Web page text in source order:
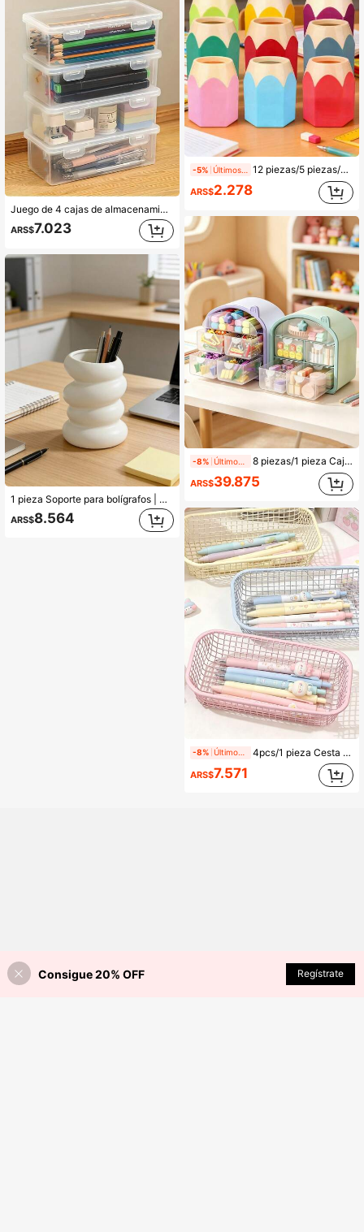
Juego de 4 cajas de almacenamiento de gran capacidad y transparentes con tapa abisagrada para oficina, escuela, manualidades, accesorios de escritorio y vuelta al cole
ARS$7.023
1 pieza Soporte para bolígrafos | Organizador de escritorio de oficina, puede sostener lápices/marcadores/artículos de papelería, caja organizadora de escritorio, adecuado para bolígrafos, borradores, clips de papel y otros accesorios de oficina y útiles escolares
ARS$8.564
-5% 12 piezas/5 piezas/1 pieza Caja de almacenamiento de escritorio con forma de lápiz de colores - Diseño portátil, puede almacenar bolígrafos y lápices por separado, adecuado para estudiantes, oficina y uso doméstico. Decoración de suministros de oficina, diseño divertido. Caja de almacenamiento portátil y soporte para lápices, adecuado como regalo de Navidad/Halloween. Aplicable a oficina, útiles escolares, accesorios de escritorio divertidos, caja de almacenamiento ligera, soporte para bolígrafos, suministros de oficina y suministros para maestros, opción ideal. Organizador de escritorio, soporte para bolígrafos de escritorio, estante para lápices, vuelta a la escuela
ARS$2.278
-8% 8 piezas/1 pieza Caja de almacenamiento de papelería de escritorio de PP suave, color crema dopamina, unicolor minimalista, estilo casual de otoño, adecuado para adolescentes y adultos, se usa para organizar papelería, cosméticos, artículos pequeños, aplicable para dormitorio, oficina, cajón de dormitorio y decoración de almacenamiento de escritorio
ARS$39.875
-8% 4pcs/1 pieza Cesta de almacenamiento de metal color macaron mini, estante organizador de escritorio de moda, decoración del hogar minimalista, estante de almacenamiento de escritorio multifuncional, adecuado para escritorio de oficina & tocador, caja de almacenamiento de metal ligera resistente a la oxidación, bordes suaves
ARS$7.571
AÑADIR A LA BOLSA
Consigue 20% OFF Regístrate